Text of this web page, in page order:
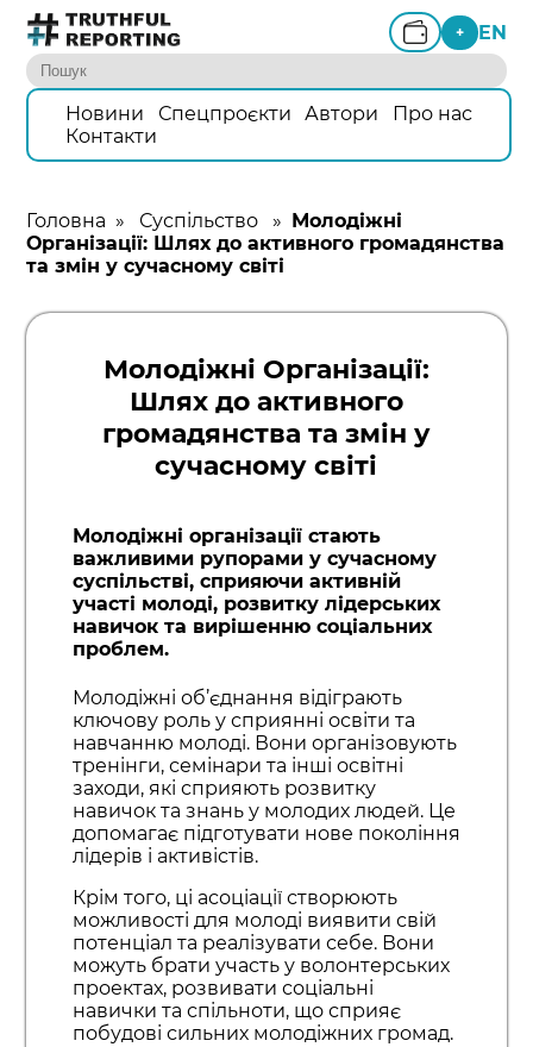
+ EN
Новини Спецпроєкти Автори
Про нас
Контакти
Головна » Суспільство » Молодіжні
Організації: Шлях до активного громадянства
та змін у сучасному світі
Молодіжні Організації:
Шлях до активного
громадянства та змін у
сучасному світі
Молодіжні організації стають
важливими рупорами у сучасному
суспільстві, сприяючи активній
участі молоді, розвитку лідерських
навичок та вирішенню соціальних
проблем.
Молодіжні об’єднання відіграють
ключову роль у сприянні освіти та
навчанню молоді. Вони організовують
тренінги, семінари та інші освітні
заходи, які сприяють розвитку
навичок та знань у молодих людей. Це
допомагає підготувати нове покоління
лідерів і активістів.
Крім того, ці асоціації створюють
можливості для молоді виявити свій
потенціал та реалізувати себе. Вони
можуть брати участь у волонтерських
проектах, розвивати соціальні
навички та спільноти, що сприяє
побудові сильних молодіжних громад.